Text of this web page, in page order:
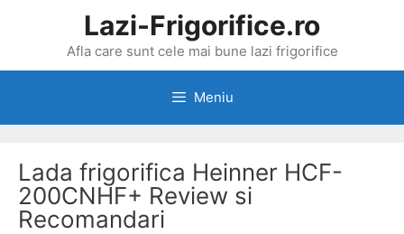
Lazi-Frigorifice.ro
Afla care sunt cele mai bune lazi frigorifice
Meniu
Lada frigorifica Heinner HCF-
200CNHF+ Review si
Recomandari